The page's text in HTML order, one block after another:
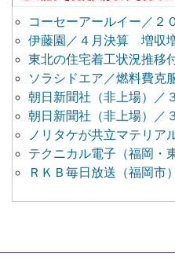
コーセーアールイー／
伊藤園／４月決算 増収
東北の住宅着工状況推移
ソラシドエア／燃料費
朝日新聞社（非上場）／
朝日新聞社（非上場）／
ノリタケが共立マテリア
テクニカル電子（福岡・
ＲＫＢ毎日放送（福岡